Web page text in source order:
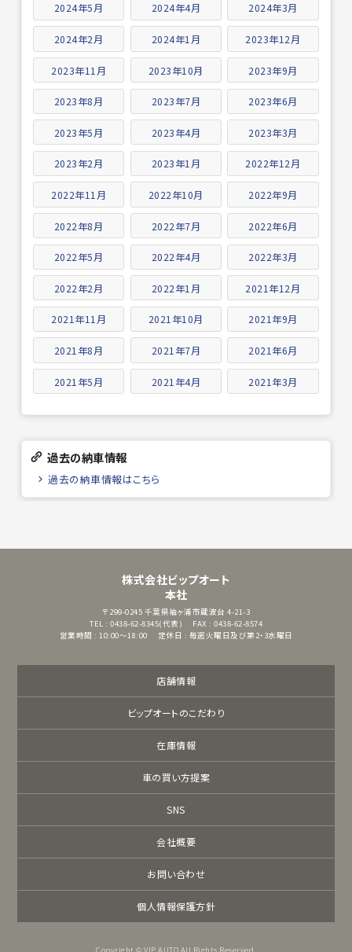
2024年5月 2024年4月 2024年3月
2024年2月 2024年1月 2023年12月
2023年11月 2023年10月 2023年9月
2023年8月 2023年7月 2023年6月
2023年5月 2023年4月 2023年3月
2023年2月 2023年1月 2022年12月
2022年11月 2022年10月 2022年9月
2022年8月 2022年7月 2022年6月
2022年5月 2022年4月 2022年3月
2022年2月 2022年1月 2021年12月
2021年11月 2021年10月 2021年9月
2021年8月 2021年7月 2021年6月
2021年5月 2021年4月 2021年3月
過去の納車情報
過去の納車情報はこちら
株式会社ビップオート
本社
〒299-0245 千葉県袖ヶ浦市蔵波台 4-21-3
TEL : 0438-62-8345(代表)
FAX : 0438-62-8574
営業時間 : 10:00～18:00
定休日 : 毎週火曜日及び第2・3水曜日
店舗情報
ビップオートのこだわり
在庫情報
車の買い方提案
SNS
会社概要
お問い合わせ
個人情報保護方針
Copyright © VIP AUTO All Rights Reserved.